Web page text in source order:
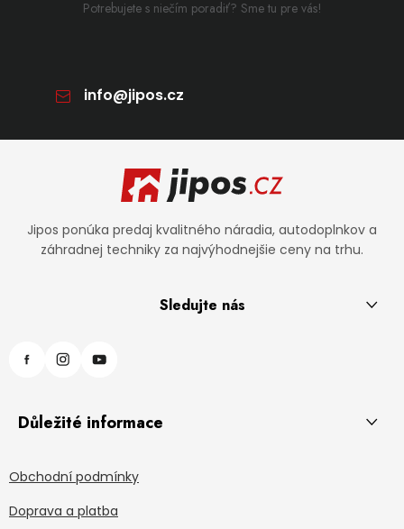
Potrebujete s niečím poradiť? Sme tu pre vás!
info@jipos.cz
Jipos ponúka predaj kvalitného náradia, autodoplnkov a
záhradnej techniky za najvýhodnejšie ceny na trhu.
Sledujte nás
Důležité informace
Obchodní podmínky
Doprava a platba